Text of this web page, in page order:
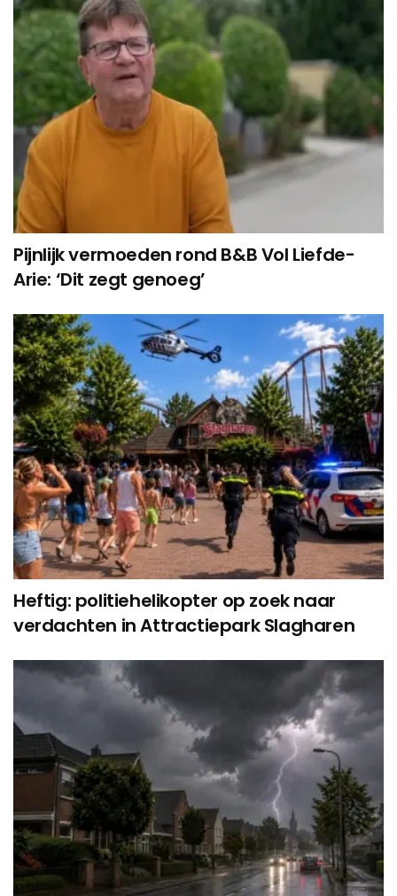
Pijnlijk vermoeden rond B&B Vol Liefde-
Arie: ‘Dit zegt genoeg’
Heftig: politiehelikopter op zoek naar
verdachten in Attractiepark Slagharen